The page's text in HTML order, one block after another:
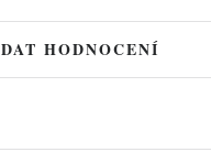
HODNOCENÍ